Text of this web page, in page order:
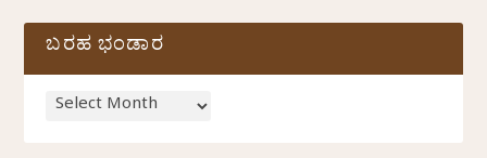
ಬರಹ ಭಂಡಾರ